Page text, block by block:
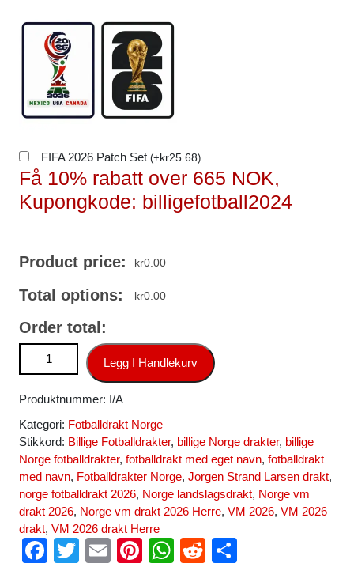
FIFA 2026 Patch Set (+kr25.68)
Få 10% rabatt over 665 NOK,
Kupongkode: billigefotball2024
Product price: kr0.00
Total options: kr0.00
Order total:
Norge VM 2026 drakt Jorgen Strand Larsen #11 Borte skjorte
Legg I Handlekurv
Produktnummer: I/A
Kategori: Fotballdrakt Norge
Stikkord: Billige Fotballdrakter, billige Norge drakter, billige
Norge fotballdrakter, fotballdrakt med eget navn, fotballdrakt
med navn, Fotballdrakter Norge, Jorgen Strand Larsen drakt,
norge fotballdrakt 2026, Norge landslagsdrakt, Norge vm
drakt 2026, Norge vm drakt 2026 Herre, VM 2026, VM 2026
drakt, VM 2026 drakt Herre
F
T
E
Pi
W
R